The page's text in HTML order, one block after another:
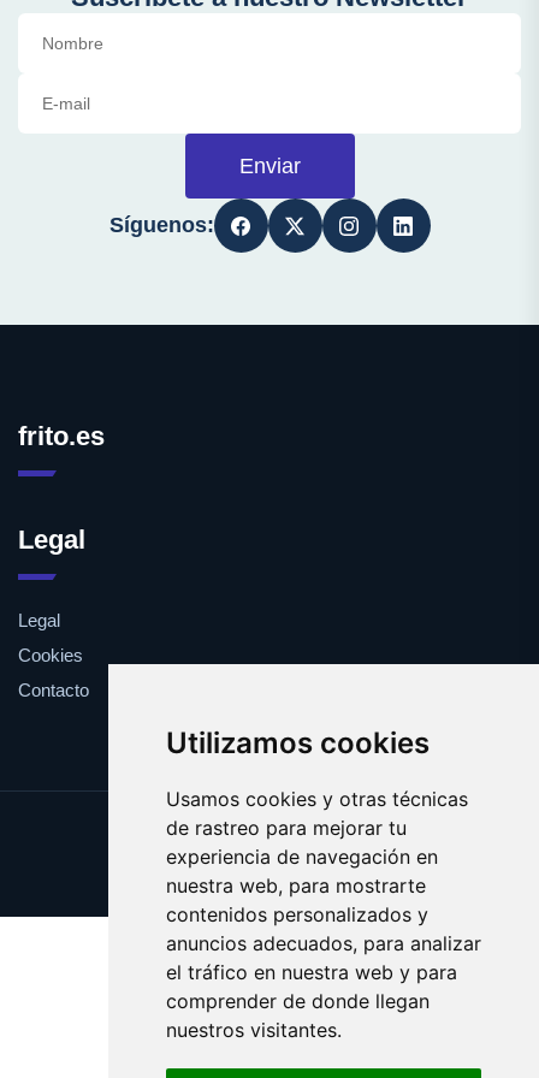
Utilizamos cookies
Usamos cookies y otras técnicas
de rastreo para mejorar tu
experiencia de navegación en
nuestra web, para mostrarte
contenidos personalizados y
anuncios adecuados, para analizar
el tráfico en nuestra web y para
comprender de donde llegan
nuestros visitantes.
Enviar
Síguenos:
frito.es
Legal
Legal
Cookies
Contacto
Update cookies preferences
Copyright © 2025 frito.es